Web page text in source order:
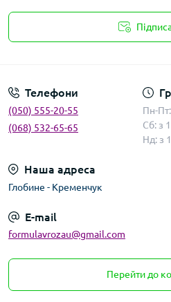
Телефони
(050) 555-20-55
(068) 532-65-65
Пн-
Сб: з
Нд: з
Наша адреса
Глобине - Кременчук
E-mail
formulavrozau@gmail.com
Перейти до